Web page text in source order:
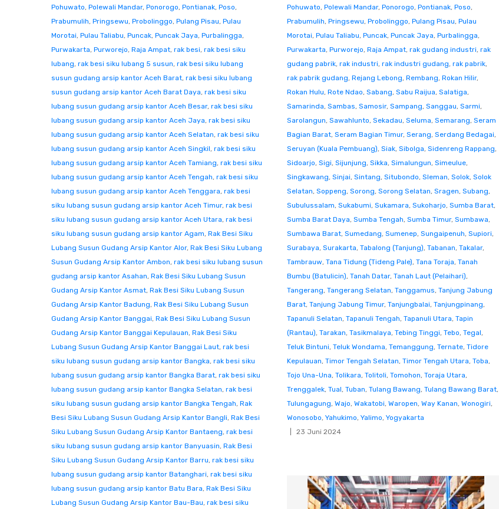
Pohuwato, Polewali Mandar, Ponorogo, Pontianak, Poso,
Prabumulih, Pringsewu, Probolinggo, Pulang Pisau, Pulau
Morotai, Pulau Taliabu, Puncak, Puncak Jaya, Purbalingga,
Purwakarta, Purworejo, Raja Ampat, rak besi, rak besi siku
lubang, rak besi siku lubang 5 susun, rak besi siku lubang
susun gudang arsip kantor Aceh Barat, rak besi siku lubang
susun gudang arsip kantor Aceh Barat Daya, rak besi siku
lubang susun gudang arsip kantor Aceh Besar, rak besi siku
lubang susun gudang arsip kantor Aceh Jaya, rak besi siku
lubang susun gudang arsip kantor Aceh Selatan, rak besi siku
lubang susun gudang arsip kantor Aceh Singkil, rak besi siku
lubang susun gudang arsip kantor Aceh Tamiang, rak besi siku
lubang susun gudang arsip kantor Aceh Tengah, rak besi siku
lubang susun gudang arsip kantor Aceh Tenggara, rak besi
siku lubang susun gudang arsip kantor Aceh Timur, rak besi
siku lubang susun gudang arsip kantor Aceh Utara, rak besi
siku lubang susun gudang arsip kantor Agam, Rak Besi Siku
Lubang Susun Gudang Arsip Kantor Alor, Rak Besi Siku Lubang
Susun Gudang Arsip Kantor Ambon, rak besi siku lubang susun
gudang arsip kantor Asahan, Rak Besi Siku Lubang Susun
Gudang Arsip Kantor Asmat, Rak Besi Siku Lubang Susun
Gudang Arsip Kantor Badung, Rak Besi Siku Lubang Susun
Gudang Arsip Kantor Banggai, Rak Besi Siku Lubang Susun
Gudang Arsip Kantor Banggai Kepulauan, Rak Besi Siku
Lubang Susun Gudang Arsip Kantor Banggai Laut, rak besi
siku lubang susun gudang arsip kantor Bangka, rak besi siku
lubang susun gudang arsip kantor Bangka Barat, rak besi siku
lubang susun gudang arsip kantor Bangka Selatan, rak besi
siku lubang susun gudang arsip kantor Bangka Tengah, Rak
Besi Siku Lubang Susun Gudang Arsip Kantor Bangli, Rak Besi
Siku Lubang Susun Gudang Arsip Kantor Bantaeng, rak besi
siku lubang susun gudang arsip kantor Banyuasin, Rak Besi
Siku Lubang Susun Gudang Arsip Kantor Barru, rak besi siku
lubang susun gudang arsip kantor Batanghari, rak besi siku
lubang susun gudang arsip kantor Batu Bara, Rak Besi Siku
Lubang Susun Gudang Arsip Kantor Bau-Bau, rak besi siku
Pohuwato, Polewali Mandar, Ponorogo, Pontianak, Poso,
Prabumulih, Pringsewu, Probolinggo, Pulang Pisau, Pulau
Morotai, Pulau Taliabu, Puncak, Puncak Jaya, Purbalingga,
Purwakarta, Purworejo, Raja Ampat, rak gudang industri, rak
gudang pabrik, rak industri, rak industri gudang, rak pabrik,
rak pabrik gudang, Rejang Lebong, Rembang, Rokan Hilir,
Rokan Hulu, Rote Ndao, Sabang, Sabu Raijua, Salatiga,
Samarinda, Sambas, Samosir, Sampang, Sanggau, Sarmi,
Sarolangun, Sawahlunto, Sekadau, Seluma, Semarang, Seram
Bagian Barat, Seram Bagian Timur, Serang, Serdang Bedagai,
Seruyan (Kuala Pembuang), Siak, Sibolga, Sidenreng Rappang,
Sidoarjo, Sigi, Sijunjung, Sikka, Simalungun, Simeulue,
Singkawang, Sinjai, Sintang, Situbondo, Sleman, Solok, Solok
Selatan, Soppeng, Sorong, Sorong Selatan, Sragen, Subang,
Subulussalam, Sukabumi, Sukamara, Sukoharjo, Sumba Barat,
Sumba Barat Daya, Sumba Tengah, Sumba Timur, Sumbawa,
Sumbawa Barat, Sumedang, Sumenep, Sungaipenuh, Supiori,
Surabaya, Surakarta, Tabalong (Tanjung), Tabanan, Takalar,
Tambrauw, Tana Tidung (Tideng Pale), Tana Toraja, Tanah
Bumbu (Batulicin), Tanah Datar, Tanah Laut (Pelaihari),
Tangerang, Tangerang Selatan, Tanggamus, Tanjung Jabung
Barat, Tanjung Jabung Timur, Tanjungbalai, Tanjungpinang,
Tapanuli Selatan, Tapanuli Tengah, Tapanuli Utara, Tapin
(Rantau), Tarakan, Tasikmalaya, Tebing Tinggi, Tebo, Tegal,
Teluk Bintuni, Teluk Wondama, Temanggung, Ternate, Tidore
Kepulauan, Timor Tengah Selatan, Timor Tengah Utara, Toba,
Tojo Una-Una, Tolikara, Tolitoli, Tomohon, Toraja Utara,
Trenggalek, Tual, Tuban, Tulang Bawang, Tulang Bawang Barat,
Tulungagung, Wajo, Wakatobi, Waropen, Way Kanan, Wonogiri,
Wonosobo, Yahukimo, Yalimo, Yogyakarta
23 Juni 2024